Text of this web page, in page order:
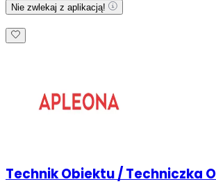
Nie zwlekaj z aplikacją!
Technik Obiektu / Techniczka